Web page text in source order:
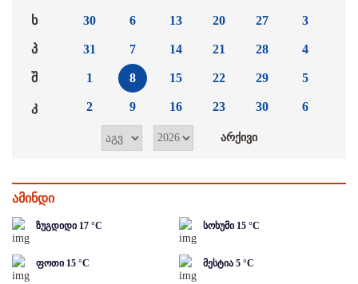
ხ
პ
შ
კ
30
31
1
2
6
7
8
9
13
14
15
16
20
21
22
23
27
28
29
30
3
4
5
6
ამინდი
ზუგდიდი 17 °C სოხუმი 15 °C
ფოთი 15 °C მესტია 5 °C